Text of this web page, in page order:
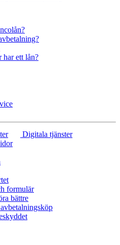
ett lån?
Digitala tjänster
formulär
bättre